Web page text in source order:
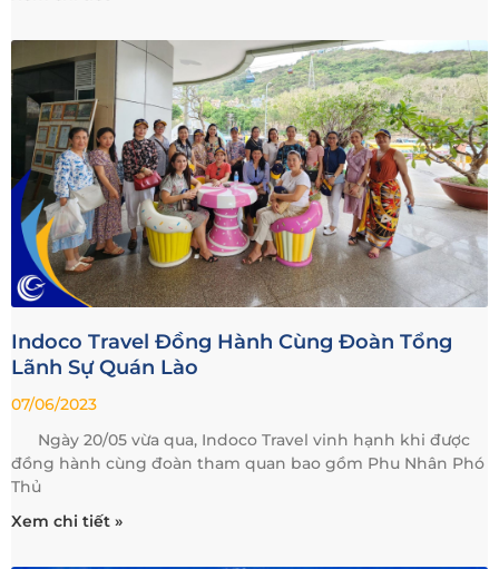
Indoco Travel Đồng Hành Cùng Đoàn Tổng
Lãnh Sự Quán Lào
07/06/2023
Ngày 20/05 vừa qua, Indoco Travel vinh hạnh khi được
đồng hành cùng đoàn tham quan bao gồm Phu Nhân Phó
Thủ
Xem chi tiết »